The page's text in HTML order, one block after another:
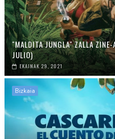
"MALDITA JUNGLA" ZALLA
JULIO)
EKAINAK 29, 2021
Bizkaia